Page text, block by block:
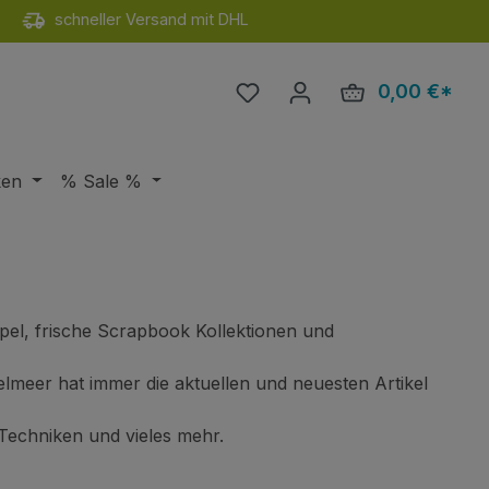
schneller Versand mit DHL
Du hast 0 Produkte auf
0,00 €*
% Sale %
frische Scrapbook Kollektionen und
hat immer die aktuellen und neuesten Artikel
und vieles mehr.